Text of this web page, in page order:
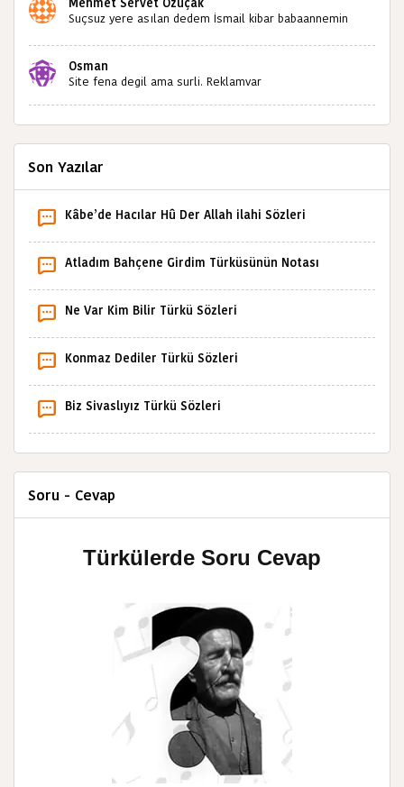
Suçsuz yere asılan dedem İsmail kibar babaannemin
Osman
Site fena degil ama surli. Reklamvar
Son Yazılar
Kâbe’de Hacılar Hû Der Allah ilahi Sözleri
Atladım Bahçene Girdim Türküsünün Notası
Ne Var Kim Bilir Türkü Sözleri
Konmaz Dediler Türkü Sözleri
Biz Sivaslıyız Türkü Sözleri
Soru - Cevap
Türkülerde Soru Cevap